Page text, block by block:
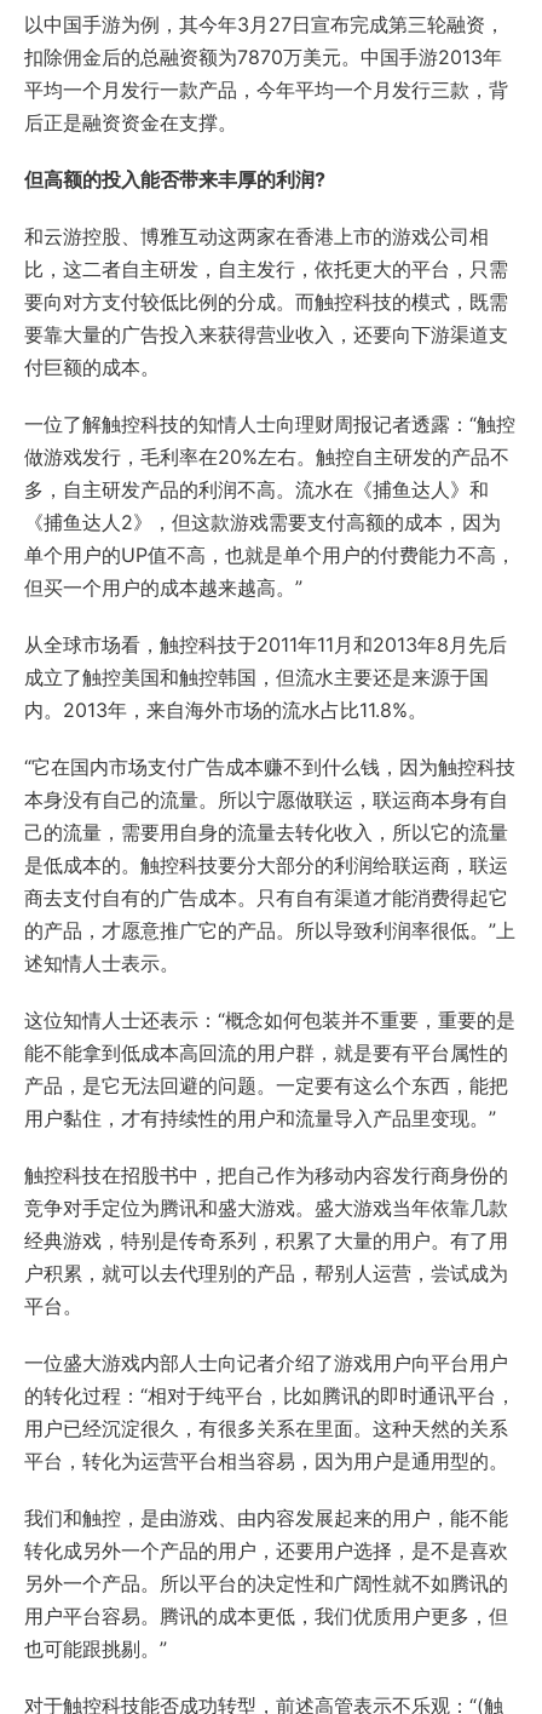
以中国手游为例，其今年3月27日宣布完成第三轮融资，
扣除佣金后的总融资额为7870万美元。中国手游2013年
平均一个月发行一款产品，今年平均一个月发行三款，背
后正是融资资金在支撑。
但高额的投入能否带来丰厚的利润?
和云游控股、博雅互动这两家在香港上市的游戏公司相
比，这二者自主研发，自主发行，依托更大的平台，只需
要向对方支付较低比例的分成。而触控科技的模式，既需
要靠大量的广告投入来获得营业收入，还要向下游渠道支
付巨额的成本。
一位了解触控科技的知情人士向理财周报记者透露：“触控
做游戏发行，毛利率在20%左右。触控自主研发的产品不
多，自主研发产品的利润不高。流水在《捕鱼达人》和
《捕鱼达人2》，但这款游戏需要支付高额的成本，因为
单个用户的UP值不高，也就是单个用户的付费能力不高，
但买一个用户的成本越来越高。”
从全球市场看，触控科技于2011年11月和2013年8月先后
成立了触控美国和触控韩国，但流水主要还是来源于国
内。2013年，来自海外市场的流水占比11.8%。
“它在国内市场支付广告成本赚不到什么钱，因为触控科技
本身没有自己的流量。所以宁愿做联运，联运商本身有自
己的流量，需要用自身的流量去转化收入，所以它的流量
是低成本的。触控科技要分大部分的利润给联运商，联运
商去支付自有的广告成本。只有自有渠道才能消费得起它
的产品，才愿意推广它的产品。所以导致利润率很低。”上
述知情人士表示。
这位知情人士还表示：“概念如何包装并不重要，重要的是
能不能拿到低成本高回流的用户群，就是要有平台属性的
产品，是它无法回避的问题。一定要有这么个东西，能把
用户黏住，才有持续性的用户和流量导入产品里变现。”
触控科技在招股书中，把自己作为移动内容发行商身份的
竞争对手定位为腾讯和盛大游戏。盛大游戏当年依靠几款
经典游戏，特别是传奇系列，积累了大量的用户。有了用
户积累，就可以去代理别的产品，帮别人运营，尝试成为
平台。
一位盛大游戏内部人士向记者介绍了游戏用户向平台用户
的转化过程：“相对于纯平台，比如腾讯的即时通讯平台，
用户已经沉淀很久，有很多关系在里面。这种天然的关系
平台，转化为运营平台相当容易，因为用户是通用型的。
我们和触控，是由游戏、由内容发展起来的用户，能不能
转化成另外一个产品的用户，还要用户选择，是不是喜欢
另外一个产品。所以平台的决定性和广阔性就不如腾讯的
用户平台容易。腾讯的成本更低，我们优质用户更多，但
也可能跟挑剔。”
对于触控科技能否成功转型，前述高管表示不乐观：“(触